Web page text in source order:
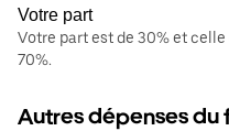
Votre part
Votre part est de 30% et
70%.
Autres dépenses du